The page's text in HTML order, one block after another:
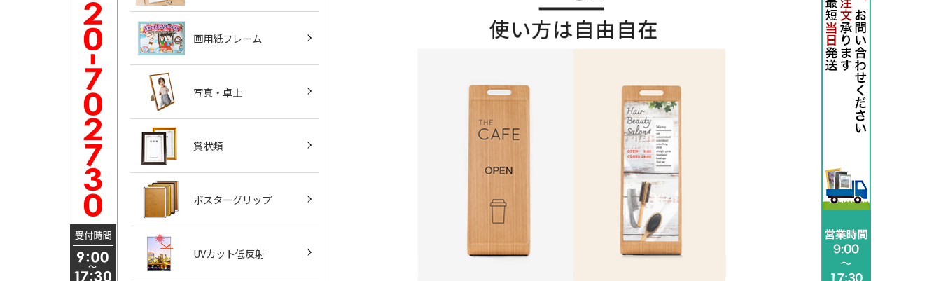
画用紙フレーム
写真・卓上
賞状類
ポスターグリップ
UVカット低反射